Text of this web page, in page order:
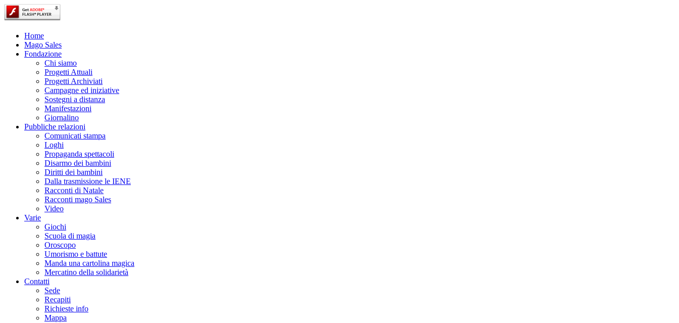
Home
Mago Sales
Fondazione
Chi siamo
Progetti Attuali
Progetti Archiviati
Campagne ed iniziative
Sostegni a distanza
Manifestazioni
Giornalino
Pubbliche relazioni
Comunicati stampa
Loghi
Propaganda spettacoli
Disarmo dei bambini
Diritti dei bambini
Dalla trasmissione le IENE
Racconti di Natale
Racconti mago Sales
Video
Varie
Giochi
Scuola di magia
Oroscopo
Umorismo e battute
Manda una cartolina magica
Mercatino della solidarietà
Contatti
Sede
Recapiti
Richieste info
Mappa